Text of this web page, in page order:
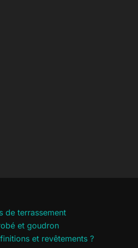
de terrassement
et goudron
et revêtements ?